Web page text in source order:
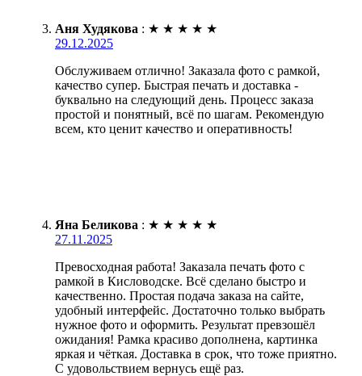
Аня Худякова : ★ ★ ★ ★ ★
29.12.2025
Обслуживаем отлично! Заказала фото с рамкой,
качество супер. Быстрая печать и доставка -
буквально на следующий день. Процесс заказа
простой и понятный, всё по шагам. Рекомендую
всем, кто ценит качество и оперативность!
Яна Беликова : ★ ★ ★ ★ ★
27.11.2025
Превосходная работа! Заказала печать фото с
рамкой в Кисловодске. Всё сделано быстро и
качественно. Простая подача заказа на сайте,
удобный интерфейс. Достаточно только выбрать
нужное фото и оформить. Результат превзошёл
ожидания! Рамка красиво дополнена, картинка
яркая и чёткая. Доставка в срок, что тоже приятно.
С удовольствием вернусь ещё раз.